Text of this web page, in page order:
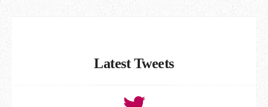
Latest Tweets